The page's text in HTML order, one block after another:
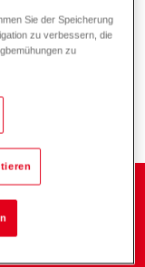
und
Sie der Speicherung
zu verbessern, die
zu